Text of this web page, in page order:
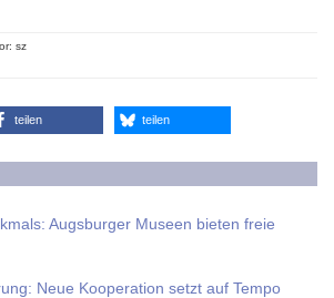
sz
teilen teilen
Augsburger Museen bieten freie
Neue Kooperation setzt auf Tempo